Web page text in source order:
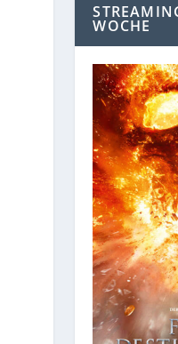
WOCHE